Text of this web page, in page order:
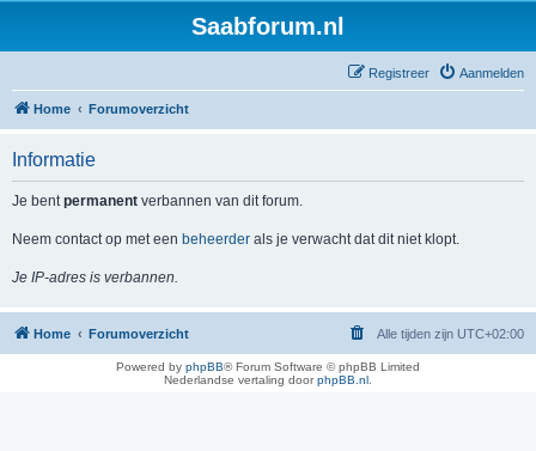
Saabforum.nl
Aanmelden
Registreer
Home Forumoverzicht
Informatie
Je bentpermanent verbannen van dit forum.
Neem contact op met een beheerder als je verwacht dat dit niet klopt.
Je IP-adres is verbannen.
Home Forumoverzicht Alle tijden zijn UTC+02:00
Powered by phpBB® Forum Software © phpBB Limited
Nederlandse vertaling doorphpBB.nl